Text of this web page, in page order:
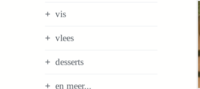
vis
vlees
desserts
en meer...